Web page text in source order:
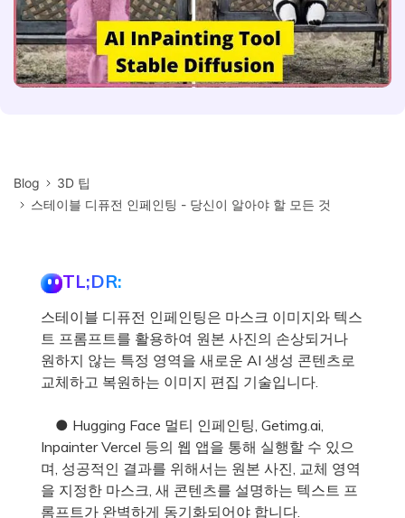
Blog
3D 팁
스테이블 디퓨전 인페인팅 - 당신이 알아야 할 모든 것
TL;DR:
스테이블 디퓨전 인페인팅은 마스크 이미지와 텍스
트 프롬프트를 활용하여 원본 사진의 손상되거나
원하지 않는 특정 영역을 새로운 AI 생성 콘텐츠로
교체하고 복원하는 이미지 편집 기술입니다.
● Hugging Face 멀티 인페인팅, Getimg.ai,
Inpainter Vercel 등의 웹 앱을 통해 실행할 수 있으
며, 성공적인 결과를 위해서는 원본 사진, 교체 영역
을 지정한 마스크, 새 콘텐츠를 설명하는 텍스트 프
롬프트가 완벽하게 동기화되어야 합니다.